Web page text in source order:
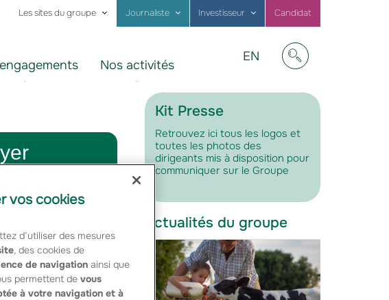
Les sites du groupe Journaliste Investisseur Candidat
Nos activités
Visit
in
EN
la fois
avec un sens aigu
ses interlocuteurs
beaucoup à son
Kit Presse
Retrouvez ici tous les logos et
toutes les photos des
dirigeants mis à disposition pour
communiquer sur le Groupe
Actualités du groupe
vos cookies
d’utiliser des mesures
, des cookies de
de navigation ainsi que
permettent de vous
à votre navigation et à